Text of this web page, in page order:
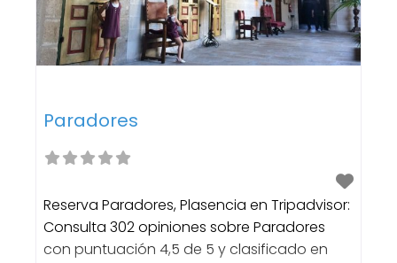
Paradores
Reserva Paradores, Plasencia en Tripadvisor:
Consulta 302 opiniones sobre Paradores
con puntuación 4,5 de 5 y clasificado en